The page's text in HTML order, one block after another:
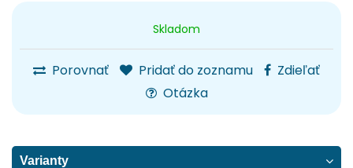
Skladom
Porovnať Pridať do zoznamu
Zdieľať
Otázka
Varianty